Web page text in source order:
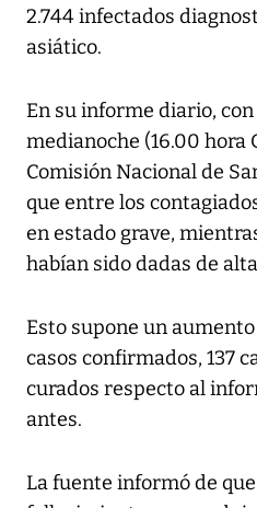
2.744 infectados
asiático.
En su informe diario,
medianoche (16.00 hora
Comisión Nacional de
que entre los
en estado grave,
habían sido dadas de
Esto supone un
casos confirmados, 137
curados respecto al
antes.
La fuente informó de